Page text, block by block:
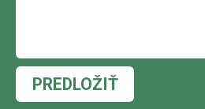
PREDLOŽIŤ